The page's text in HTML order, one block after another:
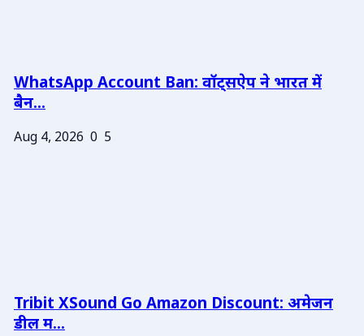
WhatsApp Account Ban: वॉट्सऐप ने भारत में
बैन...
Aug 4, 2026 0 5
Tribit XSound Go Amazon Discount: अमेजन
डील म...